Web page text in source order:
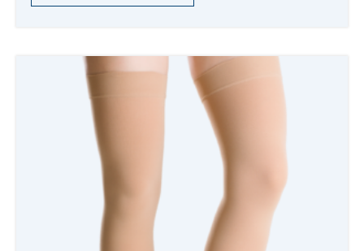
παραλλαγές.
επιλογές
μπορούν